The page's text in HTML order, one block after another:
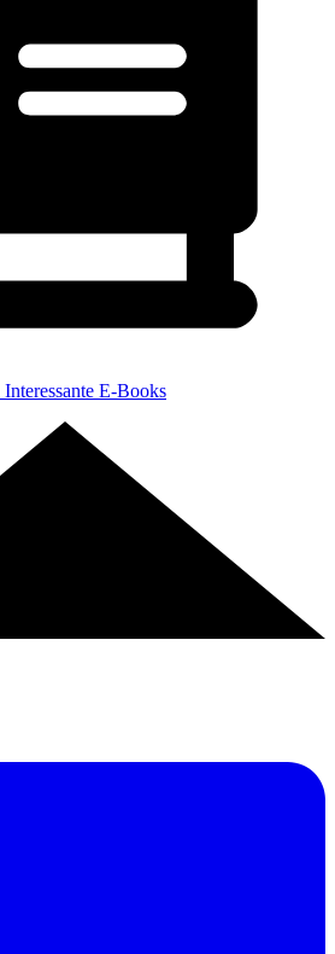
Interessante E-Books